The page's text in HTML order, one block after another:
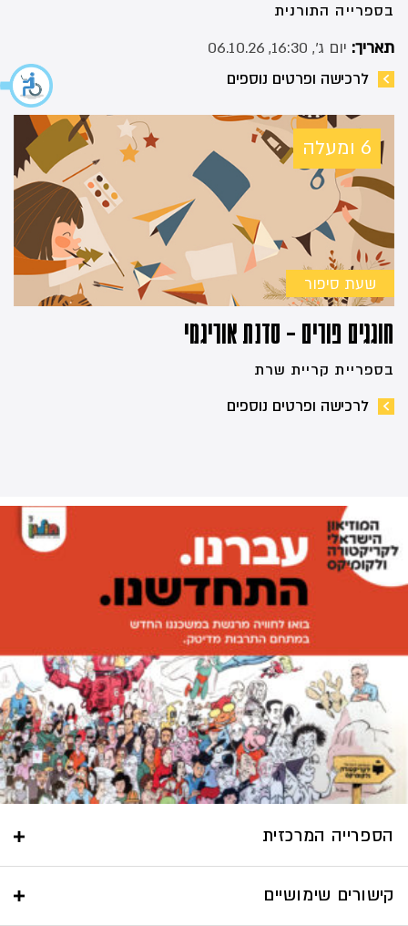
בספרייה התורנית
תאריך: יום ג׳, 16:30, 06.10.26
לרכישה ופרטים נוספים
6 ומעלה
שעת סיפור
חוגגים פורים – סדנת אוריגמי
בספריית קריית שרת
לרכישה ופרטים נוספים
הספרייה המרכזית
קישורים שימושיים